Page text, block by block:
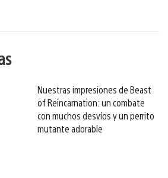
Nuestras impresiones de Beast
of Reincarnation: un combate
con muchos desvíos y un perrito
mutante adorable